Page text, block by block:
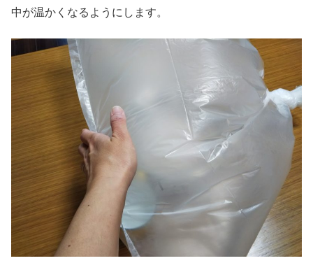
中が温かくなるようにします。